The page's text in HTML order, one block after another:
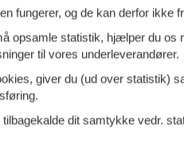
Uanset om du søger
nu, og find den perfekte
49 Podere
- Volterra
Ingen
fungerer, og de kan derfor ikke
opsamle statistik, hjælper du os
til vores underleverandører.
giver du (ud over statistik)
dit samtykke vedr.